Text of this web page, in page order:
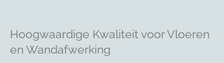
Hoogwaardige Kwaliteit voor Vloeren
en Wandafwerking